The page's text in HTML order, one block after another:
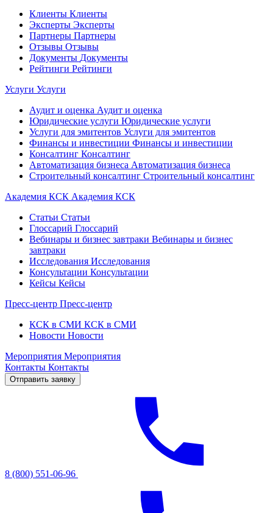
Клиенты Клиенты
Эксперты Эксперты
Партнеры Партнеры
Отзывы Отзывы
Документы Документы
Рейтинги Рейтинги
Услуги Услуги
Аудит и оценка Аудит и оценка
Юридические услуги Юридические услуги
Услуги для эмитентов Услуги для эмитентов
Финансы и инвестиции Финансы и инвестиции
Консалтинг Консалтинг
Автоматизация бизнеса Автоматизация бизнеса
Строительный консалтинг Строительный консалтинг
Академия КСК Академия КСК
Статьи Статьи
Глоссарий Глоссарий
Вебинары и бизнес завтраки Вебинары и бизнес
завтраки
Исследования Исследования
Консультации Консультации
Кейсы Кейсы
Пресс-центр Пресс-центр
КСК в СМИ КСК в СМИ
Новости Новости
Мероприятия Мероприятия
Контакты Контакты
Отправить заявку
8 (800) 551-06-96